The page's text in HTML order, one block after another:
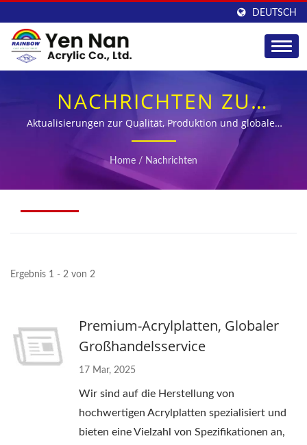
DEUTSCH
NACHRICHTEN ZU
ACRYLPLATTEN – YEN
NAN
Aktualisierungen zur Qualität, Produktion und globalen
Versorgung von Acrylplatten
Home / Nachrichten
Ergebnis 1 - 2 von 2
Premium-Acrylplatten, Globaler
Großhandelsservice
17 Mar, 2025
Wir sind auf die Herstellung von
hochwertigen Acrylplatten spezialisiert und
bieten eine Vielzahl von Spezifikationen an,